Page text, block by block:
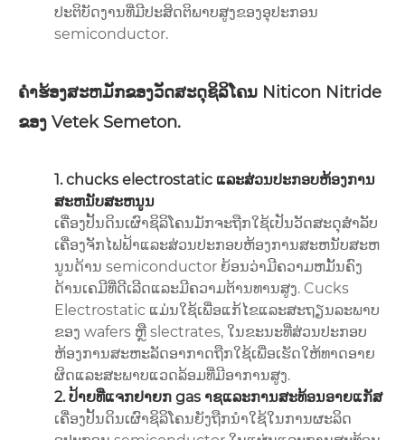
ປະຕິບັດງານທີ່ມີປະສິດຕິພາບສູງຂອງອຸປະກອນ
semiconductor.
ຄໍາຮ້ອງສະຫມັກຂອງວັດສະດຸຊິລິໂຄນ Niticon Nitride
ຂອງ Vetek Semeton.
1. chucks electrostatic ແລະສ່ວນປະກອບຫ້ອງການ
ສະຫນັບສະຫນູນ
ເຄື່ອງປັ້ນດິນເຜົາຊິລິໂຄນມັກຈະຖືກໃຊ້ເປັນວັດສະດຸສໍາລັບ
ເຄື່ອງຈັກໄຟຟ້າແລະສ່ວນປະກອບຫ້ອງການສະຫນັບສະຫ
ນູນດ້ານ semiconductor ຍ້ອນວ່າມີຄວາມຫມັ້ນຄົງ
ດ້ານເຄມີທີ່ດີເລີດແລະມີຄວາມຕ້ານທານສູງ. Cucks
Electrostatic ແມ່ນໃຊ້ເພື່ອແກ້ໄຂແລະສະຖຽນລະພາບ
ຂອງ wafers ຫຼື slectrates, ໃນຂະນະທີ່ສ່ວນປະກອບ
ຫ້ອງການສະຫະລັດອາກາດຖືກໃຊ້ເພື່ອເຮັດໃຫ້ທາດອາຍ
ຜິດແລະສະພາບແວດລ້ອມທີ່ມີອາການສູງ.
2. ປ້າຍທີ່ແຈກຢາຍກ gas າຊແລະການສະທ້ອນອາຍແກັສ
ເຄື່ອງປັ້ນດິນເຜົາຊິລິໂຄນຍັງຖືກນໍາໃຊ້ໃນການຜະລິດ